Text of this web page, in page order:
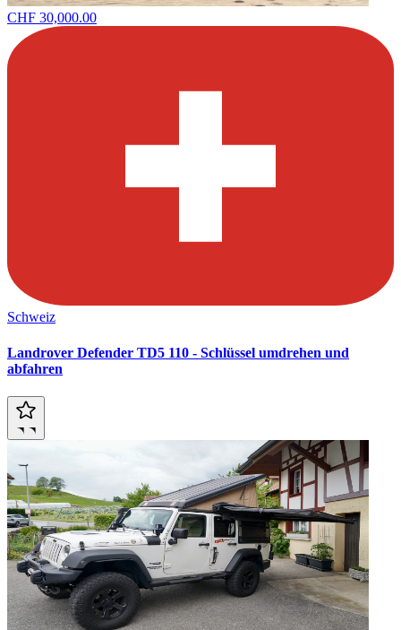
CHF 30,000.00
Schweiz
Landrover Defender TD5 110 - Schlüssel umdrehen und
abfahren